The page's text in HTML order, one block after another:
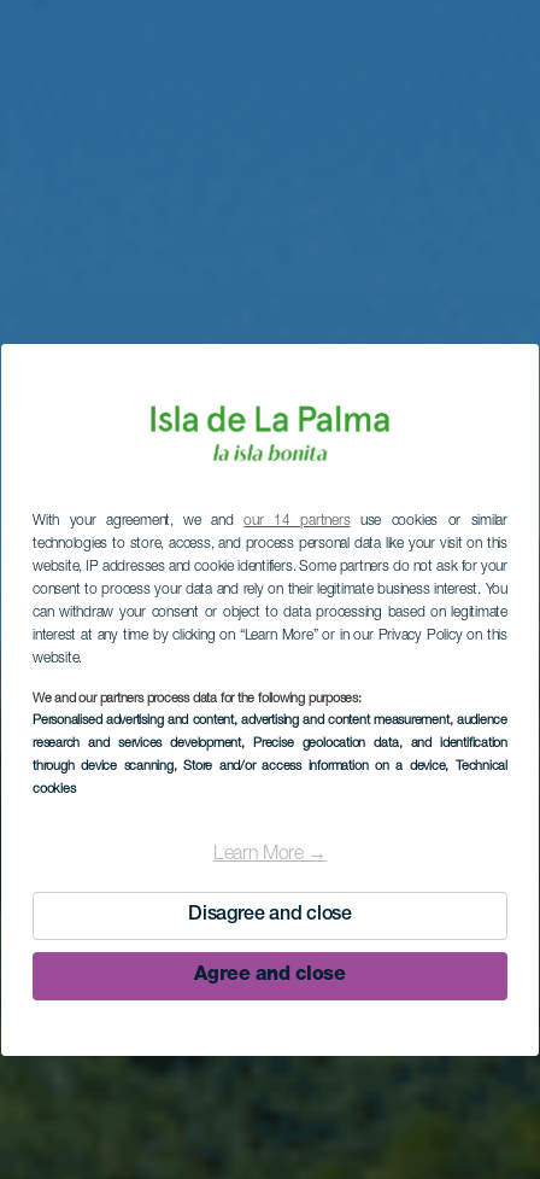
With your agreement, we andour 14 partnersuse cookies or similar
technologies to store, access, and process personal data like your visit on this
website, IP addresses and cookie identifiers. Some partners do not ask for your
consent to process your data and rely on their legitimate business interest. You
can withdraw your consent or object to data processing based on legitimate
interest at any time by clicking on “Learn More” or in our Privacy Policy on this
website.
We and our partners process data for the following purposes:
Personalised advertising and content, advertising and content measurement, audience
research and services development, Precise geolocation data, and identification
through device scanning, Store and/or access information on a device, Technical
cookies
Learn More →
Disagree and close
Agree and close
Puntallana